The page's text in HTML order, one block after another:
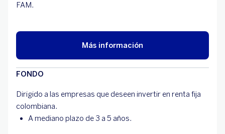
FAM.
Más información
FONDO
Dirigido a las empresas que deseen invertir en renta fija
colombiana.
A mediano plazo de 3 a 5 años.